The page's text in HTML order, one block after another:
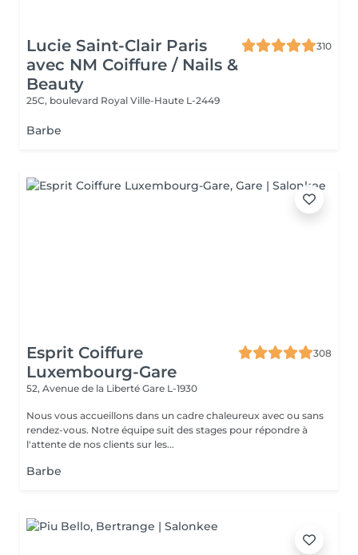
Lucie Saint-Clair Paris
avec NM Coiffure / Nails &
Beauty
310
25C, boulevard Royal Ville-Haute L-2449
Barbe
Esprit Coiffure
Luxembourg-Gare
308
52, Avenue de la Liberté Gare L-1930
Nous vous accueillons dans un cadre chaleureux avec ou sans
rendez-vous. Notre équipe suit des stages pour répondre à
l'attente de nos clients sur les...
Barbe